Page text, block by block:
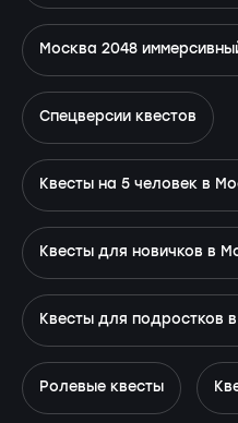
Москва 2048
Спецверсии квестов
Квесты на 5 человек в
Квесты для новичков в
Квесты для подростков
Ролевые квесты